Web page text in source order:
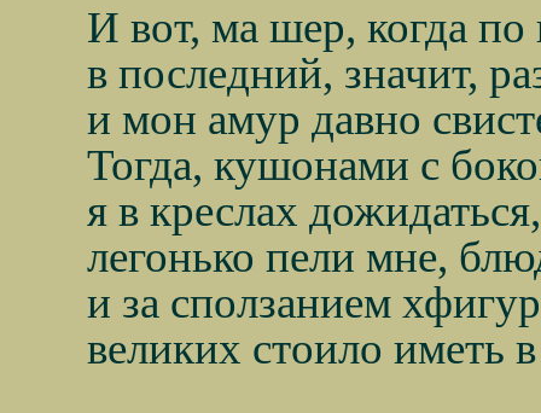
И вот, ма шер, когда
в последний, значит,
и мон амур давно
Тогда, кушонами с
я в креслах
легонько пели мне,
и за сползанием
великих стоило иметь